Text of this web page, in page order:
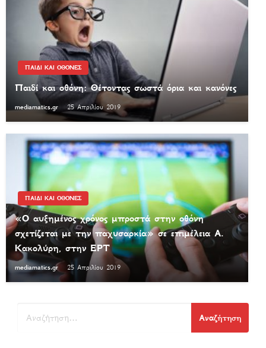
ΠΑΙΔΙ ΚΑΙ ΟΘΟΝΕΣ
Παιδί και οθόνη: Θέτοντας σωστά όρια και κανόνες
mediamatics.gr 25 Απριλίου 2019
ΠΑΙΔΙ ΚΑΙ ΟΘΟΝΕΣ
«Ο αυξημένος χρόνος μπροστά στην οθόνη
σχετίζεται με την παχυσαρκία» σε επιμέλεια Α.
Κακολύρη, στην ΕΡΤ
mediamatics.gr 25 Απριλίου 2019